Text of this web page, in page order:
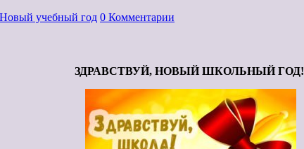
Новый учебный год 0 Комментарии
ЗДРАВСТВУЙ, НОВЫЙ ШКОЛЬНЫЙ ГОД!